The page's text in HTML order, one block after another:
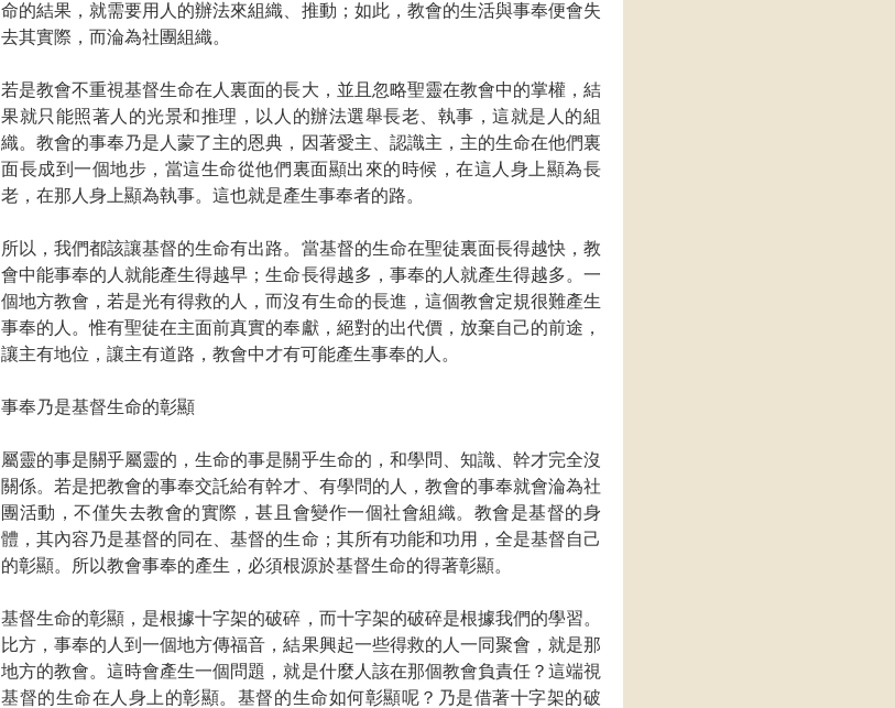
命的結果，就需要用人的辦法來組織、推動；如此，教會的生活與事奉便會失
去其實際，而淪為社團組織。
若是教會不重視基督生命在人裏面的長大，並且忽略聖靈在教會中的掌權，結
果就只能照著人的光景和推理，以人的辦法選舉長老、執事，這就是人的組
織。教會的事奉乃是人蒙了主的恩典，因著愛主、認識主，主的生命在他們裏
面長成到一個地步，當這生命從他們裏面顯出來的時候，在這人身上顯為長
老，在那人身上顯為執事。這也就是產生事奉者的路。
所以，我們都該讓基督的生命有出路。當基督的生命在聖徒裏面長得越快，教
會中能事奉的人就能產生得越早；生命長得越多，事奉的人就產生得越多。一
個地方教會，若是光有得救的人，而沒有生命的長進，這個教會定規很難產生
事奉的人。惟有聖徒在主面前真實的奉獻，絕對的出代價，放棄自己的前途，
讓主有地位，讓主有道路，教會中才有可能產生事奉的人。
事奉乃是基督生命的彰顯
屬靈的事是關乎屬靈的，生命的事是關乎生命的，和學問、知識、幹才完全沒
關係。若是把教會的事奉交託給有幹才、有學問的人，教會的事奉就會淪為社
團活動，不僅失去教會的實際，甚且會變作一個社會組織。教會是基督的身
體，其內容乃是基督的同在、基督的生命；其所有功能和功用，全是基督自己
的彰顯。所以教會事奉的產生，必須根源於基督生命的得著彰顯。
基督生命的彰顯，是根據十字架的破碎，而十字架的破碎是根據我們的學習。
比方，事奉的人到一個地方傳福音，結果興起一些得救的人一同聚會，就是那
地方的教會。這時會產生一個問題，就是什麼人該在那個教會負責任？這端視
基督的生命在人身上的彰顯。基督的生命如何彰顯呢？乃是借著十字架的破